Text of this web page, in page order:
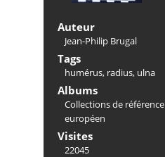
Auteur
Jean-Philip Brugal
Tags
humérus, radius, ulna
Albums
Collections de référence
européen
Visites
22045